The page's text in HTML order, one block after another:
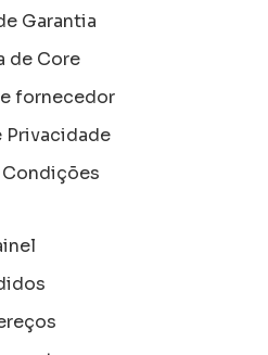
Garantia
de Core
fornecedor
Privacidade
Condições